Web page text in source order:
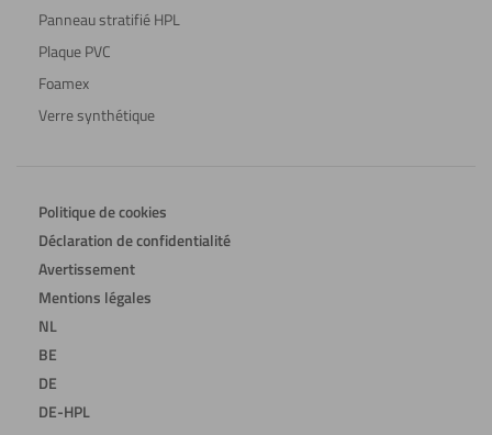
Panneau stratifié HPL
Plaque PVC
Foamex
Verre synthétique
Politique de cookies
Déclaration de confidentialité
Avertissement
Mentions légales
NL
BE
DE
DE-HPL